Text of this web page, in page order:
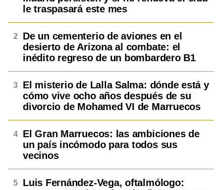
le traspasará este mes
De un cementerio de aviones en el
desierto de Arizona al combate: el
inédito regreso de un bombardero B1
El misterio de Lalla Salma: dónde está y
cómo vive ocho años después de su
divorcio de Mohamed VI de Marruecos
El Gran Marruecos: las ambiciones de
un país incómodo para todos sus
vecinos
Luis Fernández-Vega, oftalmólogo: